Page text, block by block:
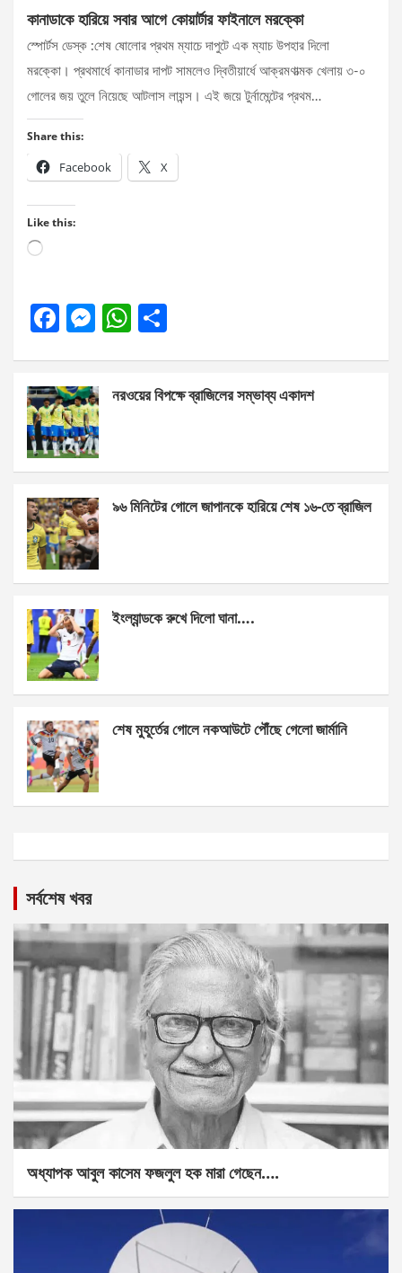
কানাডাকে হারিয়ে সবার আগে কোয়ার্টার ফাইনালে মরক্কো
স্পোর্টস ডেস্ক :শেষ ষোলোর প্রথম ম্যাচে দাপুটে এক ম্যাচ উপহার দিলো
মরক্কো। প্রথমার্ধে কানাডার দাপট সামলেও দ্বিতীয়ার্ধে আক্রমণাত্মক খেলায় ৩-০
গোলের জয় তুলে নিয়েছে আটলাস লায়ন্স। এই জয়ে টুর্নামেন্টের প্রথম…
Share this:
Facebook X
Like this:
Loading…
F
b
o
o
k
M
n
g
er
W
s
p
e
নরওয়ের বিপক্ষে ব্রাজিলের সম্ভাব্য একাদশ
৯৬ মিনিটের গোলে জাপানকে হারিয়ে শেষ ১৬-তে ব্রাজিল
ইংল্যান্ডকে রুখে দিলো ঘানা….
শেষ মুহূর্তের গোলে নকআউটে পৌঁছে গেলো জার্মানি
সর্বশেষ খবর
অধ্যাপক আবুল কাসেম ফজলুল হক মারা গেছেন….